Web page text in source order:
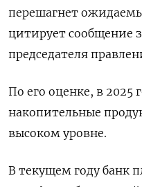
перешагнет
цитирует сообщение
председателя
По его оценке, в 2025
накопительные
высоком уровне.
В текущем году банк